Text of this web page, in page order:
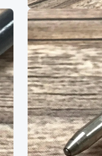
Ava
multimeedia
3
modaalrežiimis